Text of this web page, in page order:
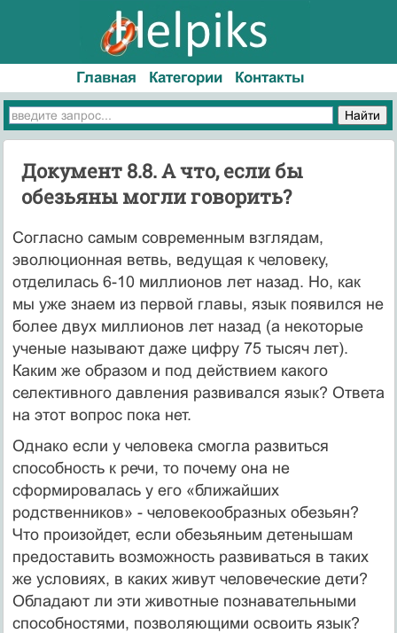
Главная Категории Контакты
Документ 8.8. А что, если бы
обезьяны могли говорить?
Согласно самым современным взглядам,
эволюционная ветвь, веду­щая к человеку,
отделилась 6-10 миллионов лет назад. Но, как
мы уже знаем из первой главы, язык появился не
более двух миллионов лет назад (а некоторые
ученые называют даже цифру 75 тысяч лет).
Каким же образом и под действием какого
селективного давления развивался язык? Ответа
на этот вопрос пока нет.
Однако если у человека смогла развиться
способность к речи, то почему она не
сформировалась у его «ближайших
родственников» - че­ловекообразных обезьян?
Что произойдет, если обезьяньим детенышам
предоставить возможность развиваться в таких
же условиях, в каких живут человеческие дети?
Обладают ли эти животные познавательными
способностями, позволяющими освоить язык?